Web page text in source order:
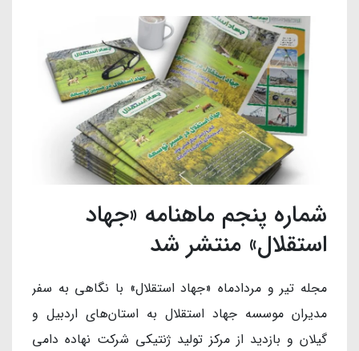
شماره پنجم ماهنامه «جهاد
استقلال» منتشر شد
مجله تیر و مردادماه «جهاد استقلال» با نگاهی به سفر
مدیران موسسه جهاد استقلال به استان‌های اردبیل و
گیلان و بازدید از مرکز تولید ژنتیکی شرکت نهاده دامی